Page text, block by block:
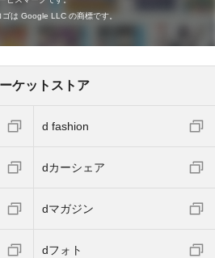
は Google LLC の商標です。
ケットストア
d fashion
dカーシェア
dマガジン
dフォト